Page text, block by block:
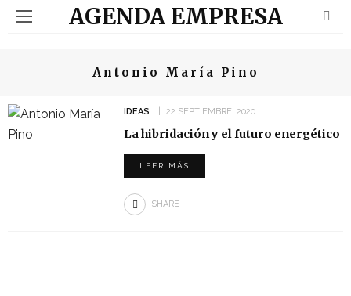
AGENDA EMPRESA
Antonio María Pino
IDEAS 22 SEPTIEMBRE, 2020
La hibridación y el futuro energético
LEER MÁS
SHARE